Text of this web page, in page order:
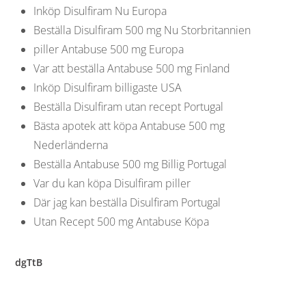
Inköp Disulfiram Nu Europa
Beställa Disulfiram 500 mg Nu Storbritannien
piller Antabuse 500 mg Europa
Var att beställa Antabuse 500 mg Finland
Inköp Disulfiram billigaste USA
Beställa Disulfiram utan recept Portugal
Bästa apotek att köpa Antabuse 500 mg
Nederländerna
Beställa Antabuse 500 mg Billig Portugal
Var du kan köpa Disulfiram piller
Där jag kan beställa Disulfiram Portugal
Utan Recept 500 mg Antabuse Köpa
dgTtB